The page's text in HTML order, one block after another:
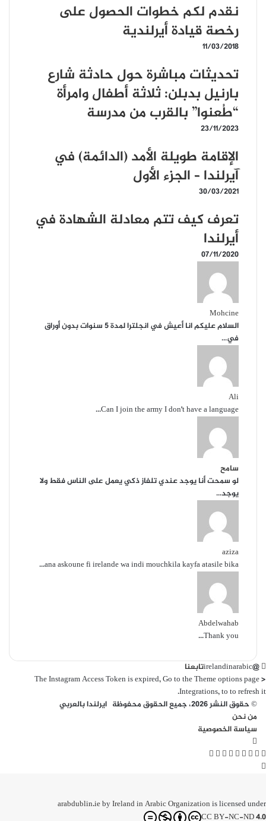
نقدم لكم خطوات الحصول على
رخصة قيادة أيرلندية
11/03/2018
تحديثات مباشرة حول حادثة شارع
بارنيل بدبلن: ثلاثة أطفال وامرأة
“طُعنوا” بالقرب من مدرسة
23/11/2023
الإقامة طويلة الأمد (الدائمة) في
آيرلندا – الجزء الأول
30/03/2021
تعرف كيف تتم معادلة الشهادة في
أيرلندا
07/11/2020
Mohcine
السلام عليكم انا أعيش في انجلترا لمدة 5 سنوات بدون أوراق
في...
Ali
Can I join the army I don't have a language...
سامح
لو سمحت أنا يوجد عندي تلفاز ذكي يعمل على الناس فقط ولا
يوجد...
aziza
ana askoune fi irelande wa indi mouchkila kayfa atasile bika...
Abdelwahab
Thank you...
@irelandinarabic
تابعنا
The Instagram Access Token is expired, Go to the Theme options page >
Integrations, to to refresh it.
© حقوق النشر 2026، جميع الحقوق محفوظة ايرلندا بالعربي
من نحن
سياسة الخصوصية
الموقع
فيسبوك
تويتر
لينكدإن
ماسنجر
ماسنجر
واتساب
تيلقرام
ڤايبر
الأعلى
arabdublin.iebyIreland in Arabic Organizationis licensed under
CC BY-NC-ND 4.0